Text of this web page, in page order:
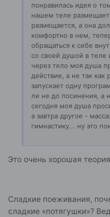
понравилась идея о
нашем теле
размещается, а она
комфортно в нем,
обращаться к себе
со своей душой в теле
через тело моя душа
действие, а не так как
запускает одну
ли не до посинения, а
сегодня моя душа
а завтра другое -
гимнастику... ну это
Это очень хорошая
Сладкие поеживания,
сладкие «потягушки»?